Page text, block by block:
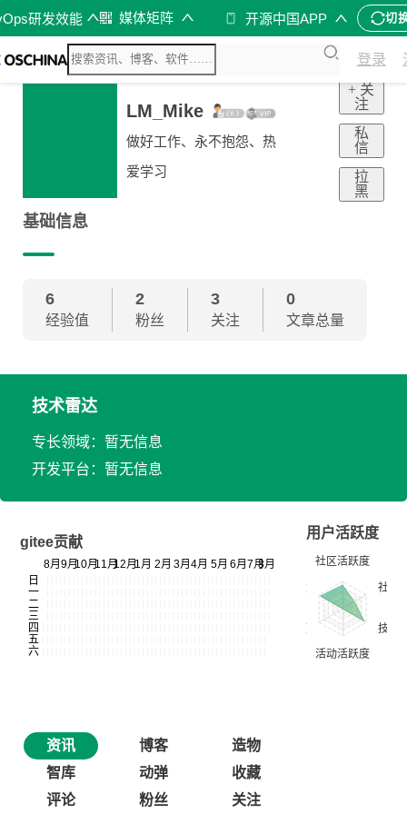
研发效能 媒体矩阵 开源中国APP 切
登录
LM_Mike
做好工作、永不抱怨、热
爱学习
+ 关
注
私
信
拉
黑
基础信息
6
经验值
2
粉丝
3
关注
0
文章总量
技术雷达
专长领域：暂无信息
开发平台：暂无信息
gitee贡献
用户活跃度
资讯 博客
造物
智库
动弹
收藏
评论
粉丝 关注